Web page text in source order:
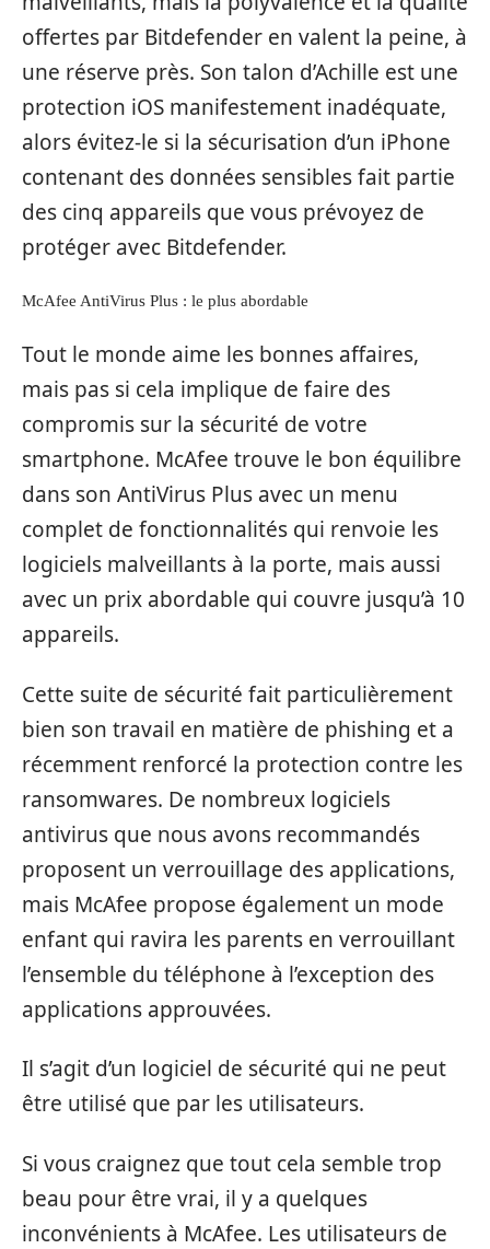
offertes par Bitdefender en valent la peine, à
une réserve près. Son talon d’Achille est une
protection iOS manifestement inadéquate,
alors évitez-le si la sécurisation d’un iPhone
contenant des données sensibles fait partie
des cinq appareils que vous prévoyez de
protéger avec Bitdefender.
McAfee AntiVirus Plus : le plus abordable
Tout le monde aime les bonnes affaires,
mais pas si cela implique de faire des
compromis sur la sécurité de votre
smartphone. McAfee trouve le bon équilibre
dans son AntiVirus Plus avec un menu
complet de fonctionnalités qui renvoie les
logiciels malveillants à la porte, mais aussi
avec un prix abordable qui couvre jusqu’à 10
appareils.
Cette suite de sécurité fait particulièrement
bien son travail en matière de phishing et a
récemment renforcé la protection contre les
ransomwares. De nombreux logiciels
antivirus que nous avons recommandés
proposent un verrouillage des applications,
mais McAfee propose également un mode
enfant qui ravira les parents en verrouillant
l’ensemble du téléphone à l’exception des
applications approuvées.
Il s’agit d’un logiciel de sécurité qui ne peut
être utilisé que par les utilisateurs.
Si vous craignez que tout cela semble trop
beau pour être vrai, il y a quelques
inconvénients à McAfee. Les utilisateurs de